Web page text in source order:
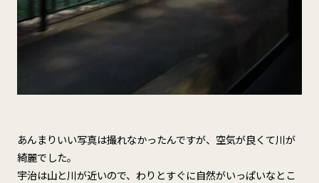
あんまりいい写真は撮れなかったんですが、空気が良くて川が
綺麗でした。
宇治は山と川が近いので、わりとすぐに自然がいっぱいなとこ